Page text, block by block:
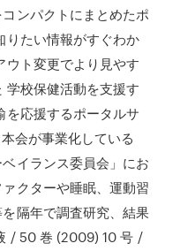
ンパクトにまとめたポ
りたい情報がすぐわか
ウト変更でより見やす
学校保健活動を支援す
を応援するポータルサ
会が事業化している
イランス委員会」にお
クターや睡眠、運動習
隔年で調査研究、結果
/ 50 巻 (2009) 10 号 /